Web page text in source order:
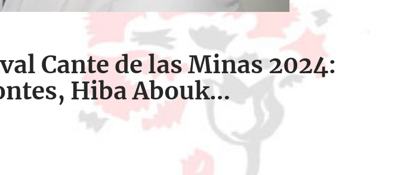
Cante de las Minas 2024:
Hiba Abouk…